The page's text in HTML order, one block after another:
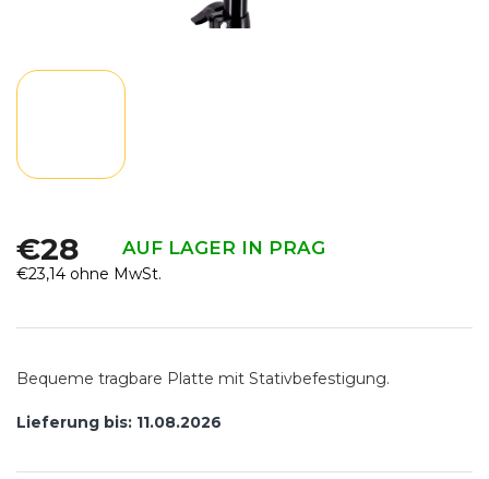
€28 AUF LAGER IN PRAG
€23,14 ohne MwSt.
Lieferung bis: 11.08.2026
Bequeme tragbare Platte mit Stativbefestigung.